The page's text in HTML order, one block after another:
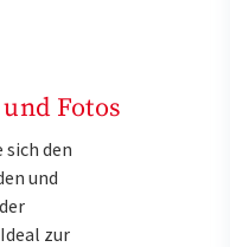
Fotos
sich den
und
zur